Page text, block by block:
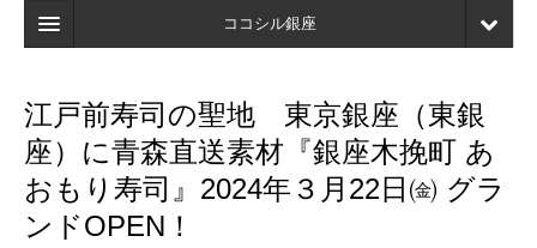
ココシル銀座
検索
店舗・施設最新情報
口コミ
江戸前寿司の聖地 東京銀座（東銀
座）に青森直送素材『銀座木挽町 あ
おもり寿司』2024年３月22日㈮ グラ
ンドOPEN！